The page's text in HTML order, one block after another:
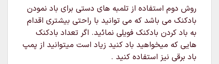
روش دوم استفاده از تلمبه های دستی برای باد نمودن
بادکنک می باشد که می توانید با راحتی بیشتری اقدام
به باد کردن بادکنک فویلی نمائید. اگر تعداد بادکنک
هایی که میخواهید باد کنید زیاد است میتوانید از پمپ
باد برقی نیز استفاده کنید .